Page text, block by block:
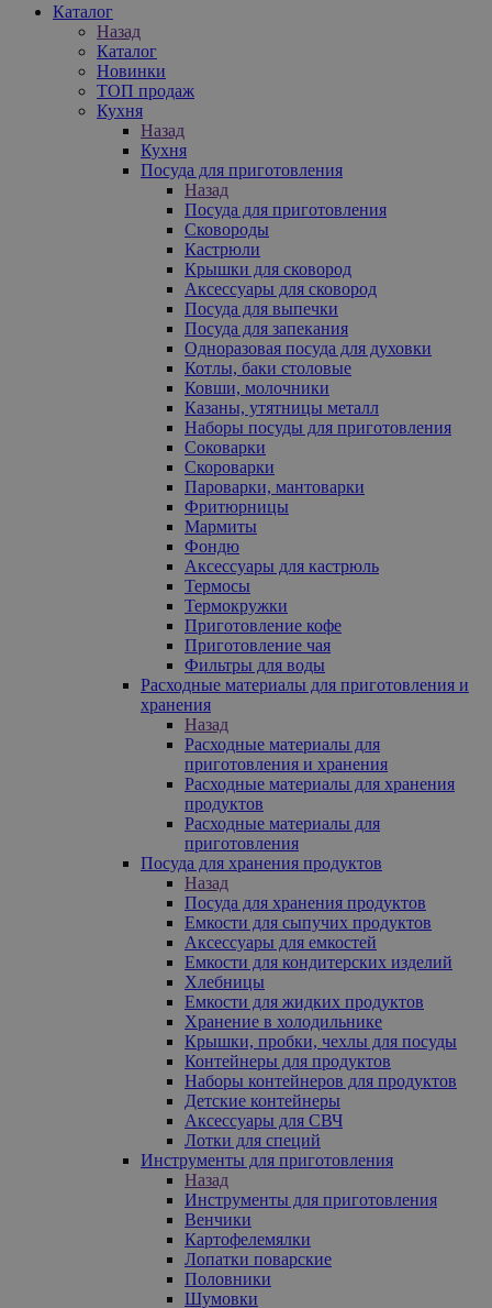
Каталог
Назад
Каталог
Новинки
ТОП продаж
Кухня
Назад
Кухня
Посуда для приготовления
Назад
Посуда для приготовления
Сковороды
Кастрюли
Крышки для сковород
Аксессуары для сковород
Посуда для выпечки
Посуда для запекания
Одноразовая посуда для духовки
Котлы, баки столовые
Ковши, молочники
Казаны, утятницы металл
Наборы посуды для приготовления
Соковарки
Скороварки
Пароварки, мантоварки
Фритюрницы
Мармиты
Фондю
Аксессуары для кастрюль
Термосы
Термокружки
Приготовление кофе
Приготовление чая
Фильтры для воды
Расходные материалы для приготовления и
хранения
Назад
Расходные материалы для
приготовления и хранения
Расходные материалы для хранения
продуктов
Расходные материалы для
приготовления
Посуда для хранения продуктов
Назад
Посуда для хранения продуктов
Емкости для сыпучих продуктов
Аксессуары для емкостей
Емкости для кондитерских изделий
Хлебницы
Емкости для жидких продуктов
Хранение в холодильнике
Крышки, пробки, чехлы для посуды
Контейнеры для продуктов
Наборы контейнеров для продуктов
Детские контейнеры
Аксессуары для СВЧ
Лотки для специй
Инструменты для приготовления
Назад
Инструменты для приготовления
Венчики
Картофелемялки
Лопатки поварские
Половники
Шумовки